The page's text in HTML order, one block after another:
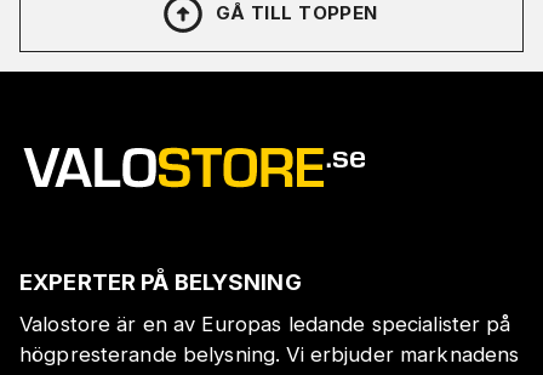
GÅ TILL TOPPEN
EXPERTER PÅ BELYSNING
Valostore är en av Europas ledande specialister på
högpresterande belysning. Vi erbjuder marknadens